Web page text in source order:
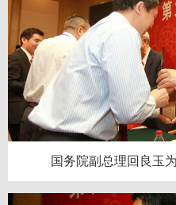
国务院副总理回良玉